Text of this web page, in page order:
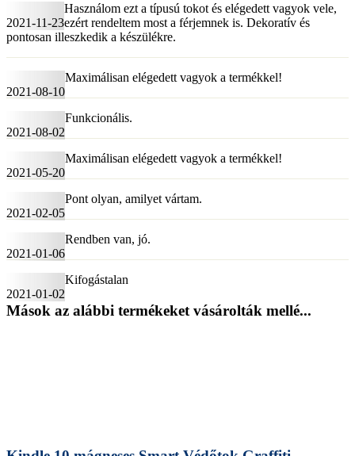
2021-11-23
Használom ezt a típusú tokot és elégedett vagyok vele,
ezért rendeltem most a férjemnek is. Dekoratív és
pontosan illeszkedik a készülékre.
2021-08-10
Maximálisan elégedett vagyok a termékkel!
2021-08-02
Funkcionális.
2021-05-20
Maximálisan elégedett vagyok a termékkel!
2021-02-05
Pont olyan, amilyet vártam.
2021-01-06
Rendben van, jó.
2021-01-02
Kifogástalan
Mások az alábbi termékeket vásárolták mellé...